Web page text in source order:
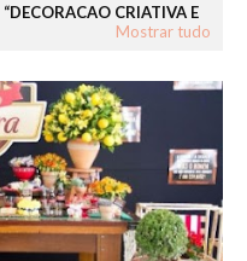
DECORACAO CRIATIVA E
Mostrar tudo